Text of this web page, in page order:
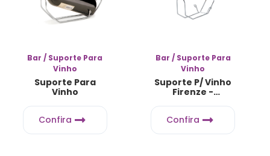
Bar / Suporte Para
Vinho
Suporte Para
Vinho
Confira
Bar / Suporte Para
Vinho
Suporte P/ Vinho
Firenze -
Confira